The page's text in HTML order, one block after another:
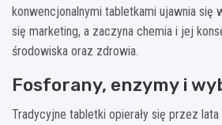
konwencjonalnymi tabletkami ujawnia się
się marketing, a zaczyna chemia i jej
środowiska oraz zdrowia.
Fosforany, enzymy i
Tradycyjne tabletki opierały się przez lata